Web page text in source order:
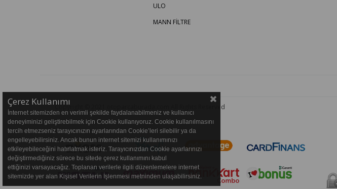
ULO
MANN FİLTRE
Copyright © 2021 otoparcaburada.com All Rights Reserved
Çerez Kullanımı
İnternet sitemizden en verimli şekilde faydalanabilmeniz ve kullanıcı
deneyiminizi geliştirebilmek için Cookie kullanıyoruz. Cookie kullanılmasını
tercih etmezseniz tarayıcınızın ayarlarından Cookie’leri silebilir ya da
engelleyebilirsiniz. Ancak bunun internet sitemizi kullanımınızı
etkileyebileceğini hatırlatmak isteriz. Tarayıcınızdan Cookie ayarlarınızı
değiştirmediğiniz sürece bu sitede çerez kullanımını kabul
ettiğinizi varsayacağız. Toplanan verilerle ilgili düzenlemelere internet
sitemizde yer alan Kişisel Verilerin İşlenmesi metninden ulaşabilirsiniz.